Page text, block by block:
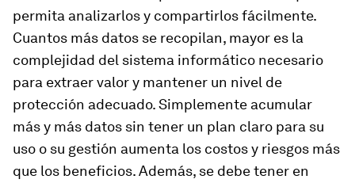
permita analizarlos y compartirlos fácilmente.
Cuantos más datos se recopilan, mayor es la
complejidad del sistema informático necesario
para extraer valor y mantener un nivel de
protección adecuado. Simplemente acumular
más y más datos sin tener un plan claro para su
uso o su gestión aumenta los costos y riesgos más
que los beneficios. Además, se debe tener en